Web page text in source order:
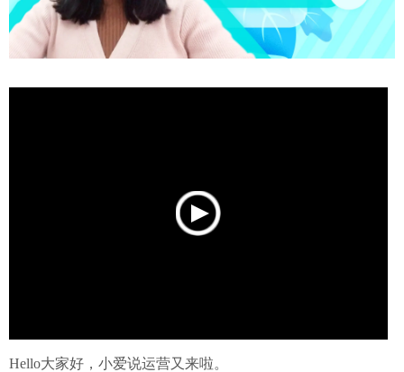
Hello大家好，小爱说运营又来啦。